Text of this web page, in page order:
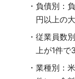
負債別：
円以上の
従業員数
上が1件
業種別：